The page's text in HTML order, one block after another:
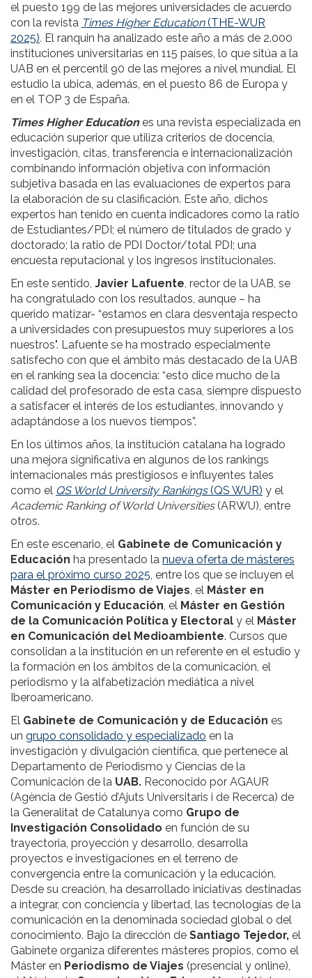
el puesto 199 de las mejores universidades de acuerdo
con la revista Times Higher Education(THE-WUR
2025). El ranquin ha analizado este año a más de 2.000
instituciones universitarias en 115 países, lo que sitúa a la
UAB en el percentil 90 de las mejores a nivel mundial. El
estudio la ubica, además, en el puesto 86 de Europa y
en el TOP 3 de España.
Times Higher Educationes una revista especializada en
educación superior que utiliza criterios de docencia,
investigación, citas, transferencia e internacionalización
combinando información objetiva con información
subjetiva basada en las evaluaciones de expertos para
la elaboración de su clasificación. Este año, dichos
expertos han tenido en cuenta indicadores como la ratio
de Estudiantes/PDI; el número de titulados de grado y
doctorado; la ratio de PDI Doctor/total PDI; una
encuesta reputacional y los ingresos institucionales.
En este sentido, Javier Lafuente, rector de la UAB, se
ha congratulado con los resultados, aunque – ha
querido matizar- “estamos en clara desventaja respecto
a universidades con presupuestos muy superiores a los
nuestros". Lafuente se ha mostrado especialmente
satisfecho con que el ámbito más destacado de la UAB
en el ranking sea la docencia: “esto dice mucho de la
calidad del profesorado de esta casa, siempre dispuesto
a satisfacer el interés de los estudiantes, innovando y
adaptándose a los nuevos tiempos”.
En los últimos años, la institución catalana ha logrado
una mejora significativa en algunos de los rankings
internacionales más prestigiosos e influyentes tales
como el QS World University Rankings(QS WUR) y el
Academic Ranking of World Universities(ARWU), entre
otros.
En este escenario, el Gabinete de Comunicación y
Educación ha presentado la nueva oferta de másteres
para el próximo curso 2025, entre los que se incluyen el
Máster en Periodismo de Viajes, el Máster en
Comunicación y Educación, el Máster en Gestión
de la Comunicación Política y Electoral y el Máster
en Comunicación del Medioambiente. Cursos que
consolidan a la institución en un referente en el estudio y
la formación en los ámbitos de la comunicación, el
periodismo y la alfabetización mediática a nivel
Iberoamericano.
El Gabinete de Comunicación y de Educación es
un grupo consolidado y especializado en la
investigación y divulgación científica, que pertenece al
Departamento de Periodismo y Ciencias de la
Comunicación de la UAB. Reconocido por AGAUR
(Agència de Gestió d’Ajuts Universitaris i de Recerca) de
la Generalitat de Catalunya como Grupo de
Investigación Consolidado en función de su
trayectoria, proyección y desarrollo, desarrolla
proyectos e investigaciones en el terreno de
convergencia entre la comunicación y la educación.
Desde su creación, ha desarrollado iniciativas destinadas
a integrar, con conciencia y libertad, las tecnologías de la
comunicación en la denominada sociedad global o del
conocimiento. Bajo la dirección de Santiago Tejedor, el
Gabinete organiza diferentes másteres propios, como el
Máster en Periodismo de Viajes (presencial y online),